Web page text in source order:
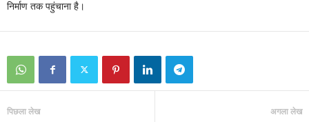
निर्माण तक पहुंचाना है।
पिछला लेख अगला लेख